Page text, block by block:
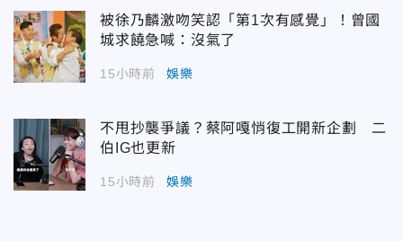
被徐乃麟激吻笑認「第1次有感覺」！曾國
城求饒急喊：沒氣了
15小時前 娛樂
不甩抄襲爭議？蔡阿嘎悄復工開新企劃 二
伯IG也更新
15小時前 娛樂